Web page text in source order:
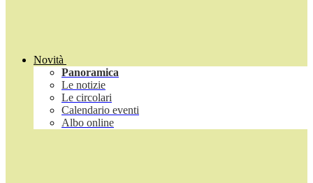
Novità
Panoramica
Le notizie
Le circolari
Calendario eventi
Albo online